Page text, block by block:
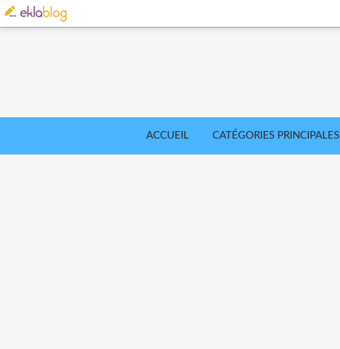
ACCUEIL CATÉGORIES PRINCIPALES